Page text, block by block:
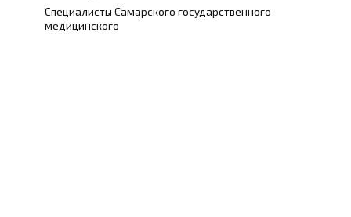
Специалисты Самарского государственного
медицинского